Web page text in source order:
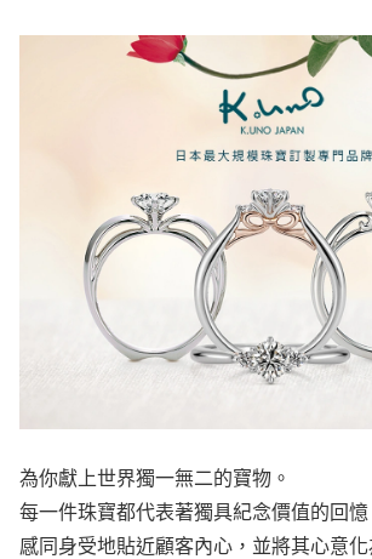
為你獻上世界獨一無二的寶物。
每一件珠寶都代表著獨具紀念價值的回憶
感同身受地貼近顧客內心，並將其心意